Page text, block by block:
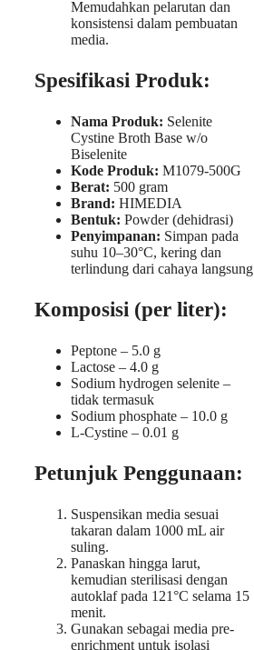
Memudahkan pelarutan dan
konsistensi dalam pembuatan
media.
Spesifikasi Produk:
Nama Produk: Selenite
Cystine Broth Base w/o
Biselenite
Kode Produk: M1079-500G
Berat: 500 gram
Brand: HIMEDIA
Bentuk: Powder (dehidrasi)
Penyimpanan: Simpan pada
suhu 10–30°C, kering dan
terlindung dari cahaya langsung
Komposisi (per liter):
Peptone – 5.0 g
Lactose – 4.0 g
Sodium hydrogen selenite –
tidak termasuk
Sodium phosphate – 10.0 g
L-Cystine – 0.01 g
Petunjuk Penggunaan:
Suspensikan media sesuai
takaran dalam 1000 mL air
suling.
Panaskan hingga larut,
kemudian sterilisasi dengan
autoklaf pada 121°C selama 15
menit.
Gunakan sebagai media pre-
enrichment untuk isolasi